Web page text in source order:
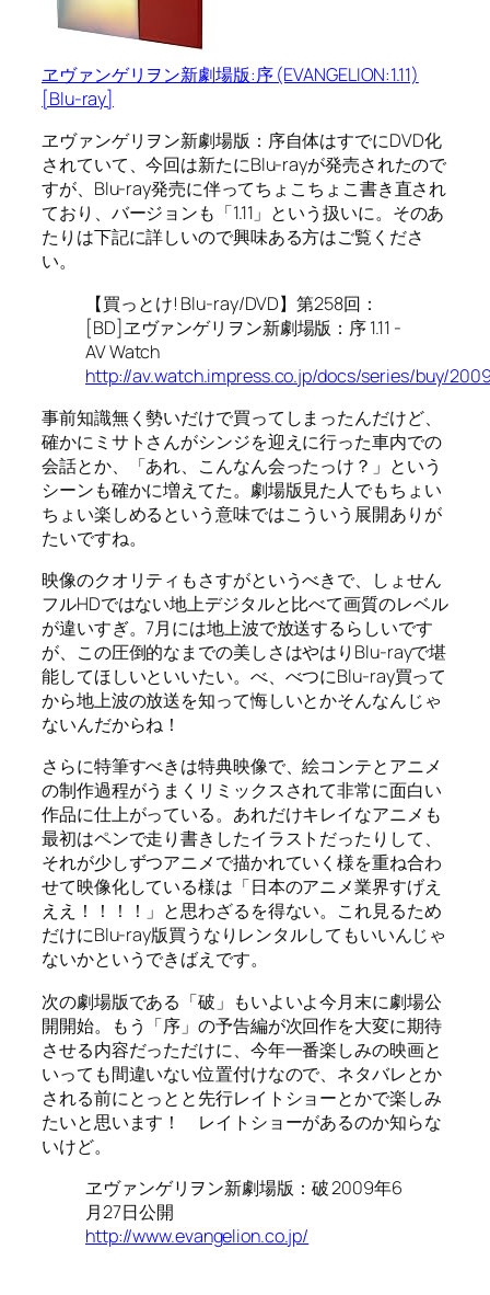
ヱヴァンゲリヲン新劇場版:序 (EVANGELION:1.11)
[Blu-ray]
ヱヴァンゲリヲン新劇場版：序自体はすでにDVD化
されていて、今回は新たにBlu-rayが発売されたので
すが、Blu-ray発売に伴ってちょこちょこ書き直され
ており、バージョンも「1.11」という扱いに。そのあ
たりは下記に詳しいので興味ある方はご覧くださ
い。
【買っとけ! Blu-ray/DVD】第258回：
[BD]ヱヴァンゲリヲン新劇場版：序 1.11 -
AV Watch
http://av.watch.impress.co.jp/docs/series/buy/
事前知識無く勢いだけで買ってしまったんだけど、
確かにミサトさんがシンジを迎えに行った車内での
会話とか、「あれ、こんなん会ったっけ？」という
シーンも確かに増えてた。劇場版見た人でもちょい
ちょい楽しめるという意味ではこういう展開ありが
たいですね。
映像のクオリティもさすがというべきで、しょせん
フルHDではない地上デジタルと比べて画質のレベル
が違いすぎ。7月には地上波で放送するらしいです
が、この圧倒的なまでの美しさはやはりBlu-rayで堪
能してほしいといいたい。べ、べつにBlu-ray買って
から地上波の放送を知って悔しいとかそんなんじゃ
ないんだからね！
さらに特筆すべきは特典映像で、絵コンテとアニメ
の制作過程がうまくリミックスされて非常に面白い
作品に仕上がっている。あれだけキレイなアニメも
最初はペンで走り書きしたイラストだったりして、
それが少しずつアニメで描かれていく様を重ね合わ
せて映像化している様は「日本のアニメ業界すげえ
ええ！！！！」と思わざるを得ない。これ見るため
だけにBlu-ray版買うなりレンタルしてもいいんじゃ
ないかというできばえです。
次の劇場版である「破」もいよいよ今月末に劇場公
開開始。もう「序」の予告編が次回作を大変に期待
させる内容だっただけに、今年一番楽しみの映画と
いっても間違いない位置付けなので、ネタバレとか
される前にとっとと先行レイトショーとかで楽しみ
たいと思います！ レイトショーがあるのか知らな
いけど。
ヱヴァンゲリヲン新劇場版：破 2009年6
月27日公開
http://www.evangelion.co.jp/